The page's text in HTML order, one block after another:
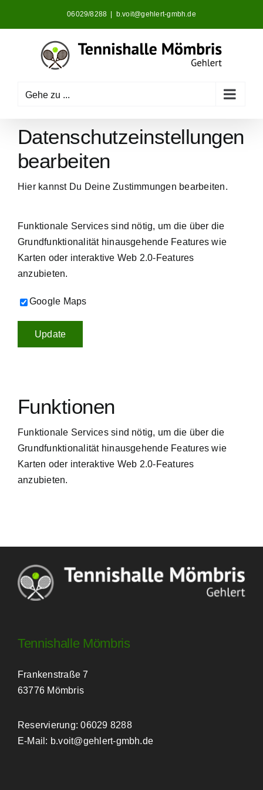
06029/8288 b.voit@gehlert-gmbh.de
Gehe zu ...
Datenschutzeinstellungen
bearbeiten
Hier kannst Du Deine Zustimmungen bearbeiten.
Funktionale Services sind nötig, um die über die
Grundfunktionalität hinausgehende Features wie
Karten oder interaktive Web 2.0-Features
anzubieten.
Google Maps
Funktionen
Funktionale Services sind nötig, um die über die
Grundfunktionalität hinausgehende Features wie
Karten oder interaktive Web 2.0-Features
anzubieten.
Tennishalle Mömbris
Frankenstraße 7
63776 Mömbris
Reservierung: 06029 8288
E-Mail: b.voit@gehlert-gmbh.de